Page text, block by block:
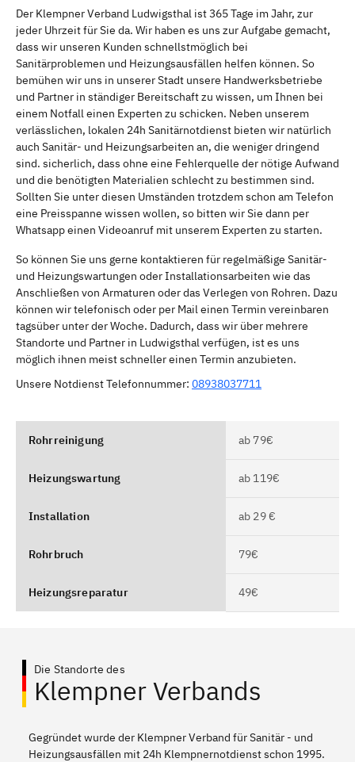
Der Klempner Verband Ludwigsthal ist 365 Tage im Jahr, zur
jeder Uhrzeit für Sie da. Wir haben es uns zur Aufgabe gemacht,
dass wir unseren Kunden schnellstmöglich bei
Sanitärproblemen und Heizungsausfällen helfen können. So
bemühen wir uns in unserer Stadt unsere Handwerksbetriebe
und Partner in ständiger Bereitschaft zu wissen, um Ihnen bei
einem Notfall einen Experten zu schicken. Neben unserem
verlässlichen, lokalen 24h Sanitärnotdienst bieten wir natürlich
auch Sanitär- und Heizungsarbeiten an, die weniger dringend
sind. sicherlich, dass ohne eine Fehlerquelle der nötige Aufwand
und die benötigten Materialien schlecht zu bestimmen sind.
Sollten Sie unter diesen Umständen trotzdem schon am Telefon
eine Preisspanne wissen wollen, so bitten wir Sie dann per
Whatsapp einen Videoanruf mit unserem Experten zu starten.
So können Sie uns gerne kontaktieren für regelmäßige Sanitär-
und Heizungswartungen oder Installationsarbeiten wie das
Anschließen von Armaturen oder das Verlegen von Rohren. Dazu
können wir telefonisch oder per Mail einen Termin vereinbaren
tagsüber unter der Woche. Dadurch, dass wir über mehrere
Standorte und Partner in Ludwigsthal verfügen, ist es uns
möglich ihnen meist schneller einen Termin anzubieten.
Unsere Notdienst Telefonnummer: 08938037711
Rohrreinigung ab 79€
Heizungswartung ab 119€
Installation ab 29 €
Rohrbruch 79€
Heizungsreparatur 49€
Die Standorte des
Klempner Verbands
Gegründet wurde der Klempner Verband für Sanitär - und
Heizungsausfällen mit 24h Klempnernotdienst schon 1995.